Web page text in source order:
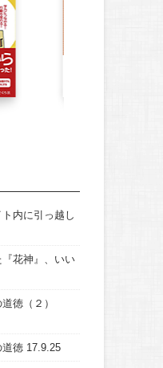
内に引っ越し
花神』、いい
徳（２）
道徳 17.9.25